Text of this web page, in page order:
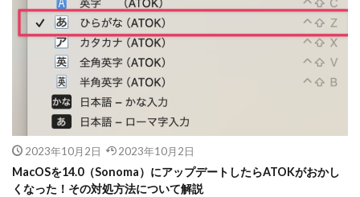
2023年10月2日 2023年10月2日
MacOSを14.0（Sonoma）にアップデートしたらATOKがおかし
くなった！その対処方法について解説